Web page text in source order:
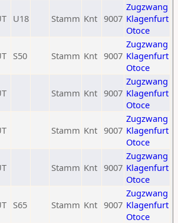
U18 Stamm Knt 9007
Zugzwang
Klagenfurt
Otoce
S50 Stamm Knt 9007
Zugzwang
Klagenfurt
Otoce
Stamm Knt 9007
Zugzwang
Klagenfurt
Otoce
Stamm Knt 9007
Zugzwang
Klagenfurt
Otoce
Stamm Knt 9007
Zugzwang
Klagenfurt
Otoce
S65 Stamm Knt 9007
Zugzwang
Klagenfurt
Otoce